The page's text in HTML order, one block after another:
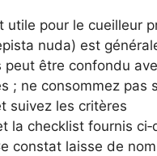
utile pour le cueilleur
nuda) est
peut être confondu
; ne consommez pas
suivez les critères
la checklist fournis
constat laisse de